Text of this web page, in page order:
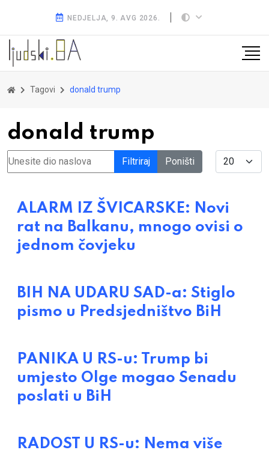
NEDJELJA, 9. AVG 2026.
Tagovi donald trump
donald trump
Unesite dio naslova Filtriraj Poništi Display #
ALARM IZ ŠVICARSKE: Novi
rat na Balkanu, mnogo ovisi o
jednom čovjeku
BIH NA UDARU SAD-a: Stiglo
pismo u Predsjedništvo BiH
PANIKA U RS-u: Trump bi
umjesto Olge mogao Senadu
poslati u BiH
RADOST U RS-u: Nema više